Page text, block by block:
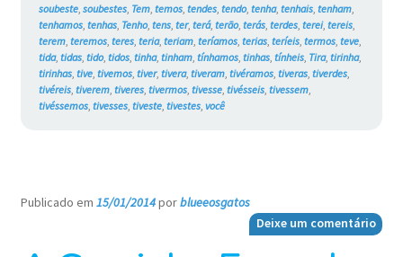
soubeste, soubestes, Tem, temos, tendes, tendo, tenha, tenhais, tenham,
tenhamos, tenhas, Tenho, tens, ter, terá, terão, terás, terdes, terei, tereis,
terem, teremos, teres, teria, teriam, teríamos, terias, teríeis, termos, teve,
tida, tidas, tido, tidos, tinha, tinham, tínhamos, tinhas, tínheis, Tira, tirinha,
tirinhas, tive, tivemos, tiver, tivera, tiveram, tivéramos, tiveras, tiverdes,
tivéreis, tiverem, tiveres, tivermos, tivesse, tivésseis, tivessem,
tivéssemos, tivesses, tiveste, tivestes, você
Publicado em 15/01/2014porblueeosgatos
Deixe um comentário